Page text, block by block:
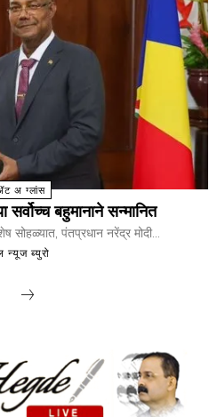
अ ग्लांस
बहुमानाने सन्मानित
सोहळ्यात, पंतप्रधान नरेंद्र मोदी...
न्यूज ब्युरो